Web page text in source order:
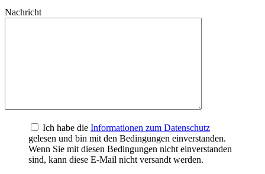
Nachricht
Ich habe die Informationen zum Datenschutz
gelesen und bin mit den Bedingungen einverstanden.
Wenn Sie mit diesen Bedingungen nicht einverstanden
sind, kann diese E-Mail nicht versandt werden.